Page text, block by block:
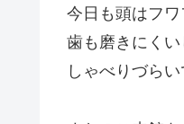
今日も頭はフ
歯も磨きにくい
しゃべりづらい